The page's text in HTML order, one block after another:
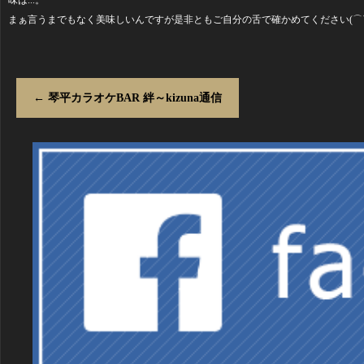
まぁ言うまでもなく美味しいんですが是非ともご自分の舌で確かめてください
← 琴平カラオケBAR 絆～kizuna通信